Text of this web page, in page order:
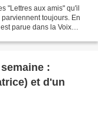
"Lettres aux amis" qu'il
toujours. En
parue dans la Voix
:
et d'un